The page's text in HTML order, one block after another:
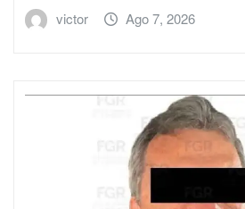
victor Ago 7, 2026